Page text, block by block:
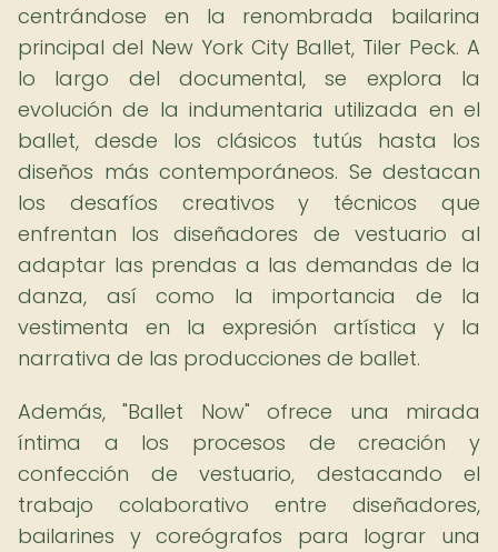
centrándose en la renombrada bailarina
principal del New York City Ballet, Tiler Peck. A
lo largo del documental, se explora la
evolución de la indumentaria utilizada en el
ballet, desde los clásicos tutús hasta los
diseños más contemporáneos. Se destacan
los desafíos creativos y técnicos que
enfrentan los diseñadores de vestuario al
adaptar las prendas a las demandas de la
danza, así como la importancia de la
vestimenta en la expresión artística y la
narrativa de las producciones de ballet.
Además, "Ballet Now" ofrece una mirada
íntima a los procesos de creación y
confección de vestuario, destacando el
trabajo colaborativo entre diseñadores,
bailarines y coreógrafos para lograr una